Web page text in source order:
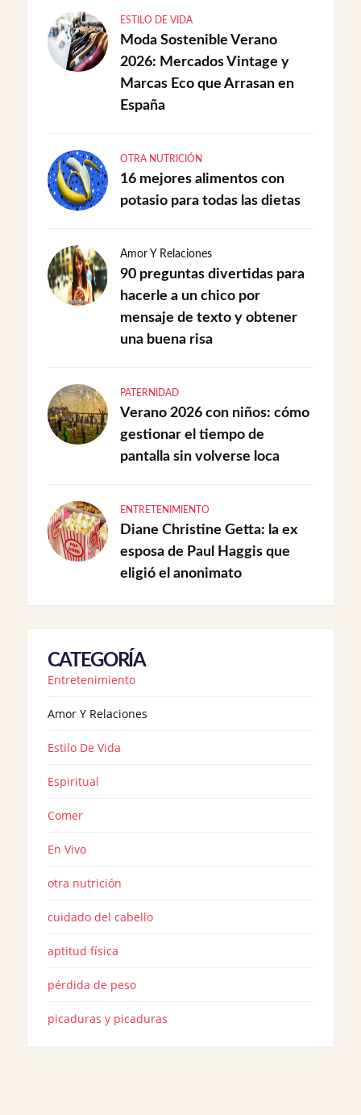
ESTILO DE VIDA
Moda Sostenible Verano
2026: Mercados Vintage y
Marcas Eco que Arrasan en
España
OTRA NUTRICIÓN
16 mejores alimentos con
potasio para todas las dietas
Amor Y Relaciones
90 preguntas divertidas para
hacerle a un chico por
mensaje de texto y obtener
una buena risa
PATERNIDAD
Verano 2026 con niños: cómo
gestionar el tiempo de
pantalla sin volverse loca
ENTRETENIMIENTO
Diane Christine Getta: la ex
esposa de Paul Haggis que
eligió el anonimato
CATEGORÍA
Entretenimiento
Amor Y Relaciones
Estilo De Vida
Espiritual
Comer
En Vivo
otra nutrición
cuidado del cabello
aptitud física
pérdida de peso
picaduras y picaduras